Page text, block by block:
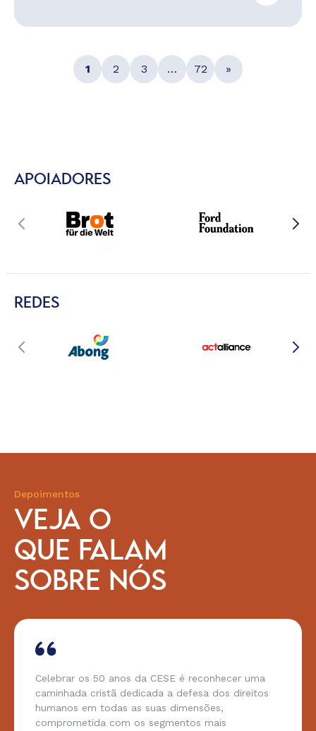
1 2 3 … 72 »
APOIADORES
REDES
Depoimentos
VEJA O
QUE FALAM
SOBRE NÓS
Celebrar os 50 anos da CESE é reconhecer uma
caminhada cristã dedicada a defesa dos direitos
humanos em todas as suas dimensões,
comprometida com os segmentos mais